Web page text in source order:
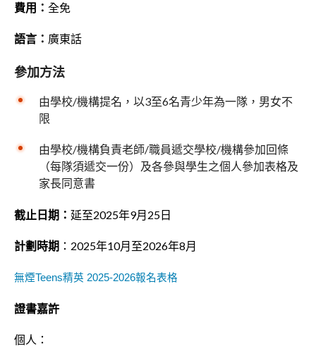
費用： 全免
語言： 廣東話
參加方法
由學校/機構提名，以3至6名青少年為一隊，男女不
限
由學校/機構負責老師/職員遞交學校/機構參加回條
（每隊須遞交一份）及各參與學生之個人參加表格及
家長同意書
截止日期： 延至2025年9月25日
計劃時期 ：2025年10月至2026年8月
無煙Teens精英 2025-2026報名表格
證書嘉許
個人：